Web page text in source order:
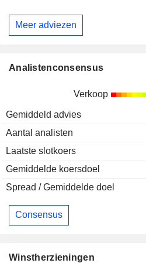
Meer adviezen
Analistenconsensus
Verkoop
Gemiddeld advies
Aantal analisten
Laatste slotkoers
Gemiddelde koersdoel
Spread / Gemiddelde doel
Consensus
Winstherzieningen